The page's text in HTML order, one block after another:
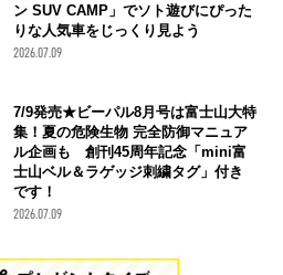
ン SUV CAMP」でソト遊びにぴった
りな人気車をじっくり見よう
2026.07.09
7/9発売★ビーパル8月号は富士山大特
集！夏の危険生物 完全防御マニュア
ル企画も 創刊45周年記念「mini富
士山ベル＆ラゲッジ刺繍タグ」付き
です！
2026.07.09